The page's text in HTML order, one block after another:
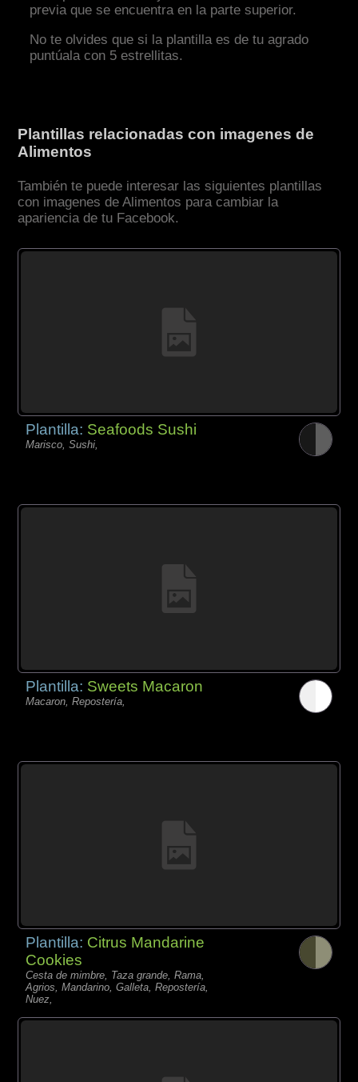
previa que se encuentra en la parte superior.
No te olvides que si la plantilla es de tu agrado
puntúala con 5 estrellitas.
Plantillas relacionadas con imagenes de
Alimentos
También te puede interesar las siguientes plantillas
con imagenes de Alimentos para cambiar la
apariencia de tu Facebook.
Plantilla: Seafoods Sushi
Marisco, Sushi,
Plantilla: Sweets Macaron
Macaron, Repostería,
Plantilla: Citrus Mandarine
Cookies
Cesta de mimbre, Taza grande, Rama,
Agrios, Mandarino, Galleta, Repostería,
Nuez,